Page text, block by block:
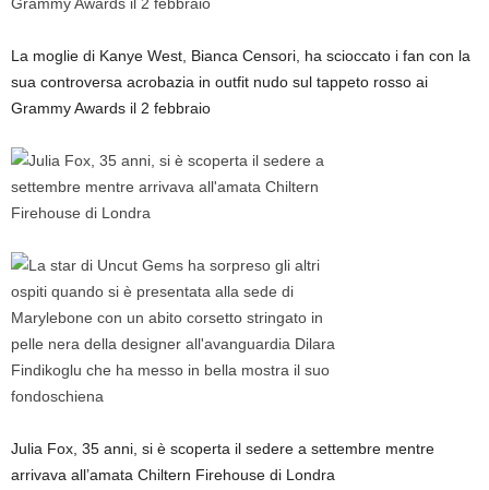
La moglie di Kanye West, Bianca Censori, ha scioccato i fan con la
sua controversa acrobazia in outfit nudo sul tappeto rosso ai
Grammy Awards il 2 febbraio
Julia Fox, 35 anni, si è scoperta il sedere a settembre mentre
arrivava all’amata Chiltern Firehouse di Londra